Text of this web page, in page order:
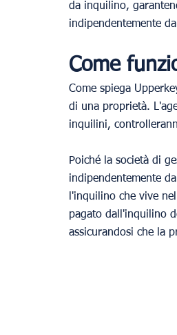
da inquilino,
indipendentemente
Come
Come spiega
di una proprietà.
inquilini,
Poiché la società di
indipendentemente
l'inquilino che vive
pagato dall'inquilino
assicurandosi che la